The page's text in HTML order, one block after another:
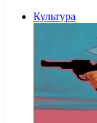
Культура